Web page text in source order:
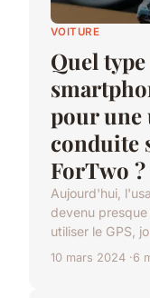
VOITURE
Quel
pour une
conduite
ForTwo ?
Aujourd'hui,
devenu
utiliser le GPS,
10 mars 2024 6